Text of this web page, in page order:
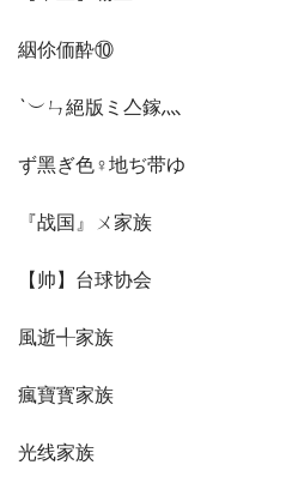
絪伱侕酔⑩
`︶ㄣ絕版ミ亼鎵灬
ず黑ぎ色♀地ぢ带ゆ
『战国』ㄨ家族
【帅】台球协会
風逝╃家族
瘋寶寳家族
光线家族